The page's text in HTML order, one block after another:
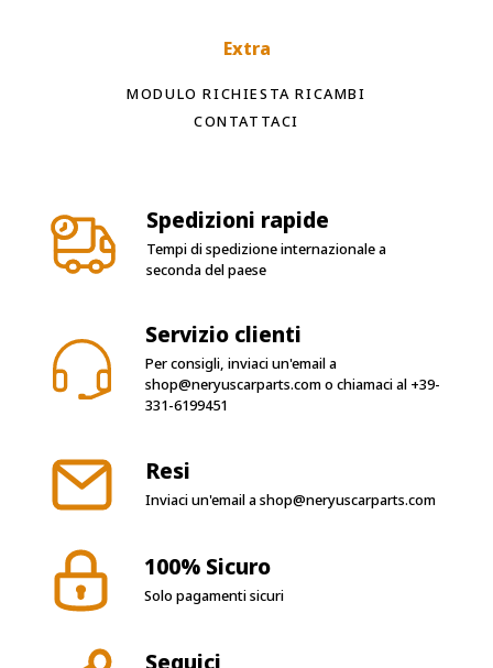
Extra
MODULO RICHIESTA RICAMBI
CONTATTACI
Spedizioni rapide
Tempi di spedizione internazionale a
seconda del paese
Servizio clienti
Per consigli, inviaci un'email a
shop@neryuscarparts.como chiamaci al +39-
331-6199451
Resi
Inviaci un'email ashop@neryuscarparts.com
100% Sicuro
Solo pagamenti sicuri
Seguici